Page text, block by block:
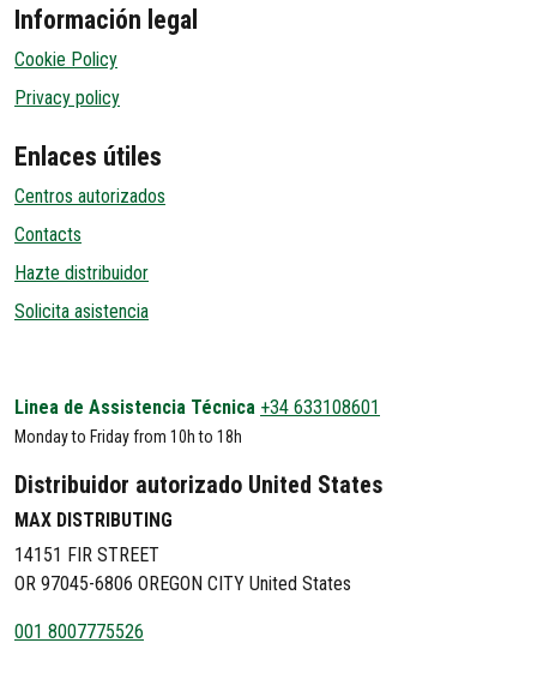
Información legal
Cookie Policy
Privacy policy
Enlaces útiles
Centros autorizados
Contacts
Hazte distribuidor
Solicita asistencia
Linea de Assistencia Técnica +34 633108601
Monday to Friday from 10h to 18h
Distribuidor autorizado United States
MAX DISTRIBUTING
14151 FIR STREET
OR 97045-6806 OREGON CITY United States
001 8007775526